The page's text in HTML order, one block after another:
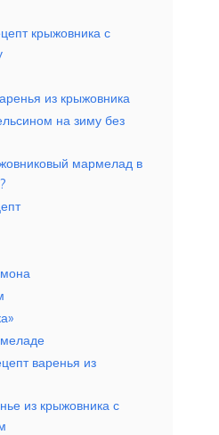
крыжовника с
из крыжовника
на зиму без
мармелад в
варенья из
из крыжовника с